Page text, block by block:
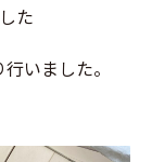
た
いました。